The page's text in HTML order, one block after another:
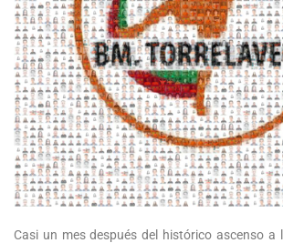
Casi un mes después del histórico ascenso a